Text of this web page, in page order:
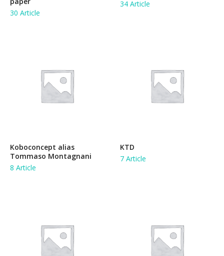
30 Article
34 Article
Koboconcept alias
Tommaso Montagnani
8 Article
KTD
7 Article